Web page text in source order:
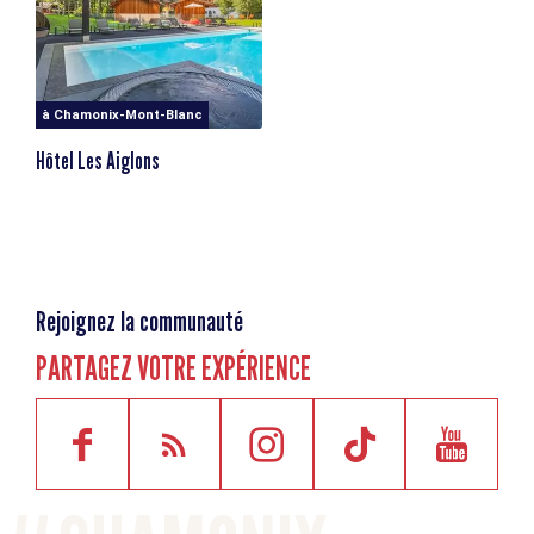
à Chamonix-Mont-Blanc
Hôtel Les Aiglons
Rejoignez la communauté
PARTAGEZ VOTRE EXPÉRIENCE